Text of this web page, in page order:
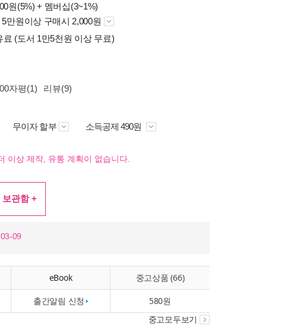
원(5%) + 멤버십(3~1%)
5만원이상 구매시 2,000원
료 (도서 1만5천원 이상 무료)
자평(1) 리뷰(9)
무이자 할부 소득공제 490원
이상 제작, 유통 계획이 없습니다.
보관함 +
09
eBook 중고상품 (66)
출간알림 신청 580원
중고모두보기